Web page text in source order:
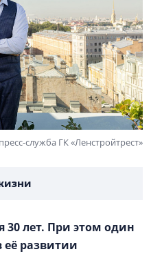
служба ГК «Ленстройтрест»
30 лет. При этом один
её развитии